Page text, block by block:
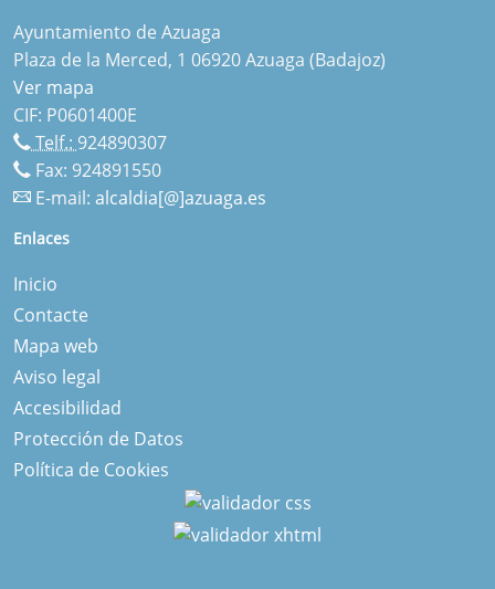
Ayuntamiento de Azuaga
Plaza de la Merced, 1 06920 Azuaga (Badajoz)
Ver mapa
CIF: P0601400E
Telf.: 924890307
Fax: 924891550
E-mail: alcaldia[@]azuaga.es
Enlaces
Inicio
Contacte
Mapa web
Aviso legal
Accesibilidad
Protección de Datos
Política de Cookies